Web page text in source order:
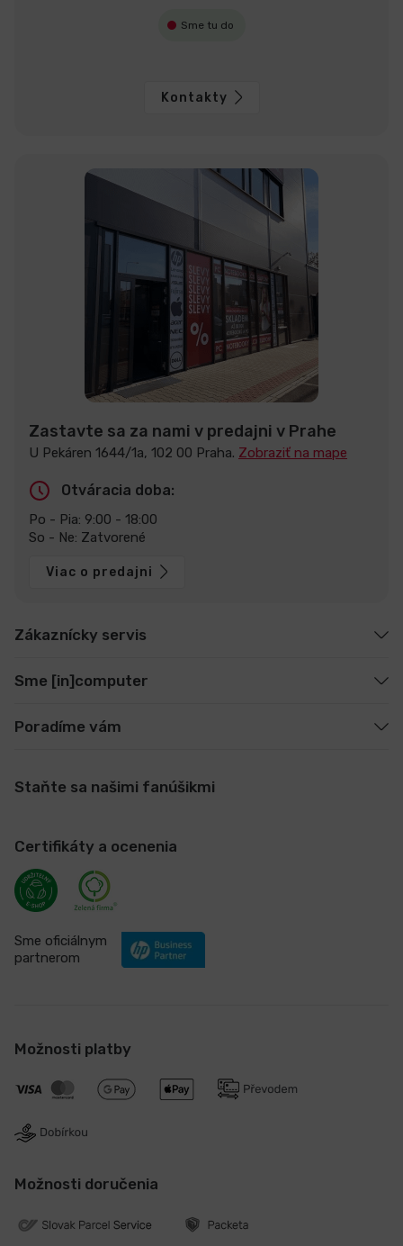
Sme tu do
Kontakty
Zastavte sa za nami v predajni v Prahe
U Pekáren 1644/1a, 102 00 Praha. Zobraziť na mape
Otváracia doba:
Po - Pia: 9:00 - 18:00
So - Ne: Zatvorené
Viac o predajni
Zákaznícky servis
Sme [in]computer
Poradíme vám
Staňte sa našimi fanúšikmi
Certifikáty a ocenenia
Sme oficiálnym
partnerom
Možnosti platby
Možnosti doručenia